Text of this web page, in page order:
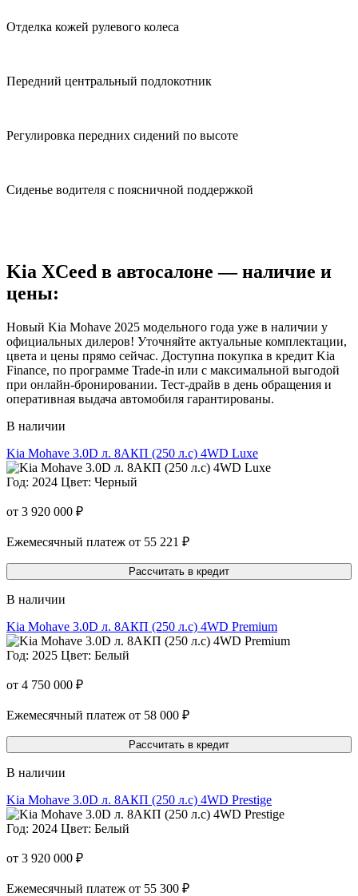
Отделка кожей рулевого колеса
Передний центральный подлокотник
Регулировка передних сидений по высоте
Сиденье водителя с поясничной поддержкой
Kia XCeed в автосалоне — наличие и
цены:
Новый Kia Mohave 2025 модельного года уже в наличии у
официальных дилеров! Уточняйте актуальные комплектации,
цвета и цены прямо сейчас. Доступна покупка в кредит Kia
Finance, по программе Trade-in или с максимальной выгодой
при онлайн-бронировании. Тест-драйв в день обращения и
оперативная выдача автомобиля гарантированы.
В наличии
Kia Mohave 3.0D л. 8AКП (250 л.с) 4WD Luxe
Год: 2024 Цвет: Черный
от 3 920 000 ₽
Ежемесячный платеж от 55 221 ₽
Рассчитать в кредит
В наличии
Kia Mohave 3.0D л. 8AКП (250 л.с) 4WD Premium
Год: 2025 Цвет: Белый
от 4 750 000 ₽
Ежемесячный платеж от 58 000 ₽
Рассчитать в кредит
В наличии
Kia Mohave 3.0D л. 8AКП (250 л.с) 4WD Prestige
Год: 2024 Цвет: Белый
от 3 920 000 ₽
Ежемесячный платеж от 55 300 ₽